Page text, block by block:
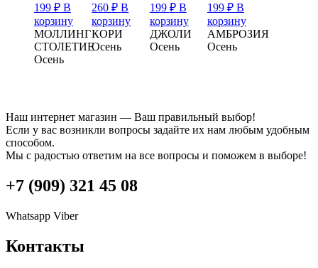
199 ₽ В
корзину
МОЛЛИНГ
СТОЛЕТИЕ
Осень
260₽ В
корзину
КОРИ
Осень
199 ₽ В
корзину
ДЖОЛИ
Осень
199 ₽ В
корзину
АМБРОЗИЯ
Осень
Наш интернет магазин — Ваш правильный выбор!
Если у вас возникли вопросы задайте их нам любым удобным
способом.
Мы с радостью ответим на все вопросы и поможем в выборе!
+7 (909) 321 45 08
Whatsapp Viber
Контакты